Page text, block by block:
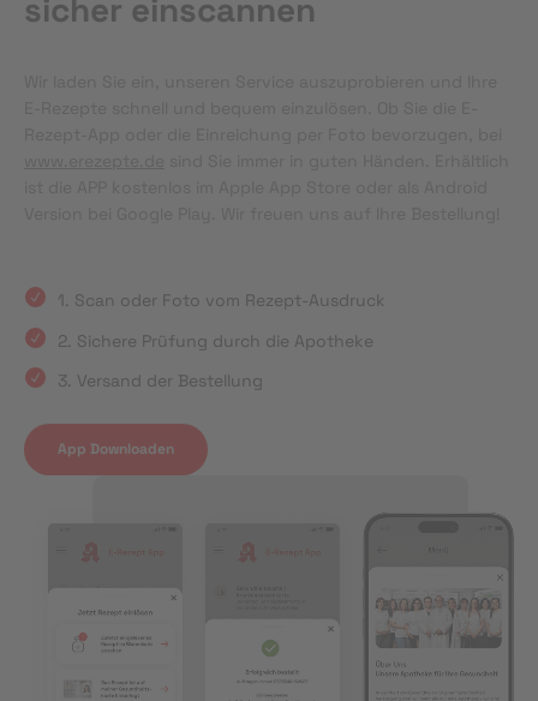
sicher einscannen
1. Scan oder Foto vom Rezept-Ausdruck
2. Sichere Prüfung durch die Apotheke
3. Versand der Bestellung
App Downloaden